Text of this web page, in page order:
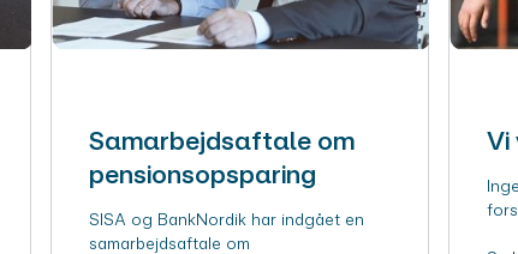
Samarbejdsaftale om
pensionsopsparing
SISA og BankNordik har indgået en
samarbejdsaftale om
Vi